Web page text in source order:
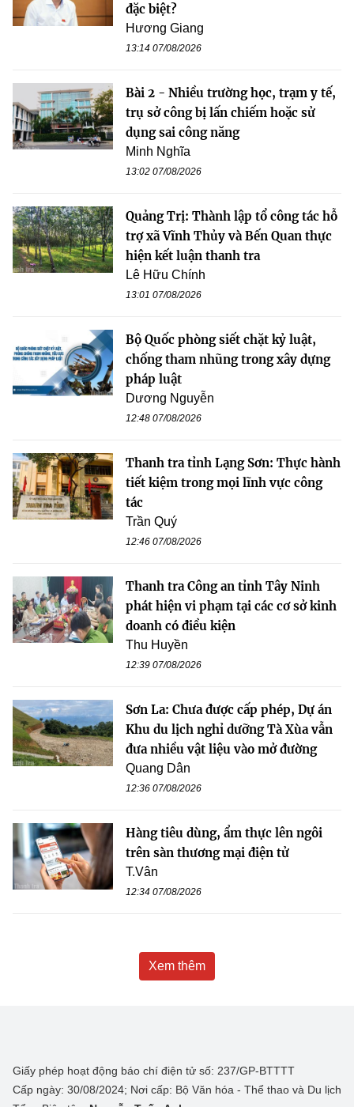
đặc biệt?
Hương Giang
13:14 07/08/2026
Bài 2 - Nhiều trường học, trạm y tế,
trụ sở công bị lấn chiếm hoặc sử
dụng sai công năng
Minh Nghĩa
13:02 07/08/2026
Quảng Trị: Thành lập tổ công tác hỗ
trợ xã Vĩnh Thủy và Bến Quan thực
hiện kết luận thanh tra
Lê Hữu Chính
13:01 07/08/2026
Bộ Quốc phòng siết chặt kỷ luật,
chống tham nhũng trong xây dựng
pháp luật
Dương Nguyễn
12:48 07/08/2026
Thanh tra tỉnh Lạng Sơn: Thực hành
tiết kiệm trong mọi lĩnh vực công
tác
Trần Quý
12:46 07/08/2026
Thanh tra Công an tỉnh Tây Ninh
phát hiện vi phạm tại các cơ sở kinh
doanh có điều kiện
Thu Huyền
12:39 07/08/2026
Sơn La: Chưa được cấp phép, Dự án
Khu du lịch nghỉ dưỡng Tà Xùa vẫn
đưa nhiều vật liệu vào mở đường
Quang Dân
12:36 07/08/2026
Hàng tiêu dùng, ẩm thực lên ngôi
trên sàn thương mại điện tử
T.Vân
12:34 07/08/2026
Xem thêm
Giấy phép hoạt động báo chí điện tử số: 237/GP-BTTTT
Cấp ngày: 30/08/2024; Nơi cấp: Bộ Văn hóa - Thể thao và Du lịch